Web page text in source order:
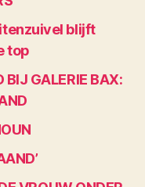
blijft
top
BIJ GALERIE BAX: